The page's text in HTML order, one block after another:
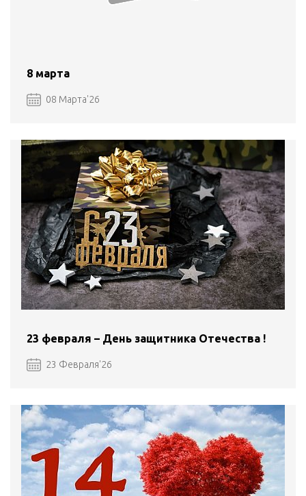
8 марта
08 Марта'26
23 февраля – День защитника Отечества !
23 Февраля'26